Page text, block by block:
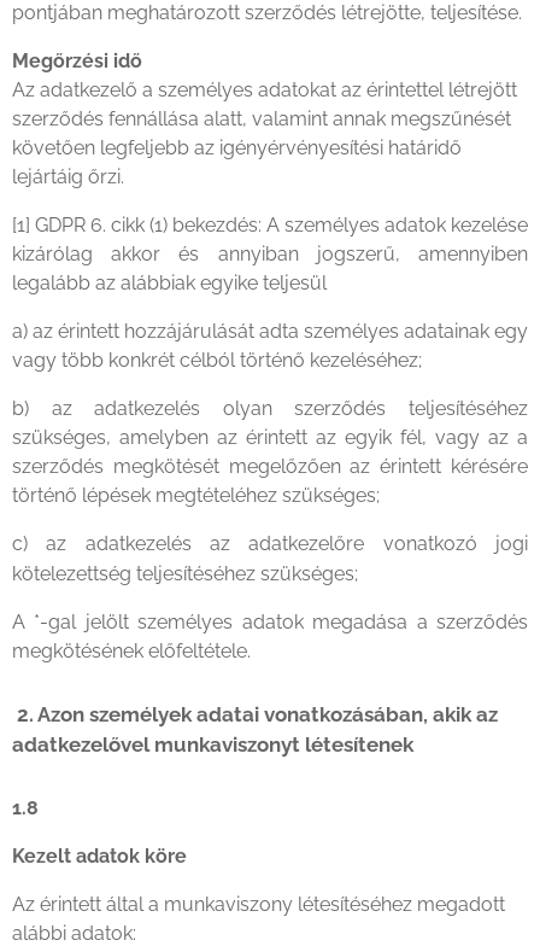
pontjában meghatározott szerződés létrejötte, teljesítése.
Megőrzési idő
Az adatkezelő a személyes adatokat az érintettel létrejött
szerződés fennállása alatt, valamint annak megszűnését
követően legfeljebb az igényérvényesítési határidő
lejártáig őrzi.
[1] GDPR 6. cikk (1) bekezdés: A személyes adatok kezelése
kizárólag akkor és annyiban jogszerű, amennyiben
legalább az alábbiak egyike teljesül
a) az érintett hozzájárulását adta személyes adatainak egy
vagy több konkrét célból történő kezeléséhez;
b) az adatkezelés olyan szerződés teljesítéséhez
szükséges, amelyben az érintett az egyik fél, vagy az a
szerződés megkötését megelőzően az érintett kérésére
történő lépések megtételéhez szükséges;
c) az adatkezelés az adatkezelőre vonatkozó jogi
kötelezettség teljesítéséhez szükséges;
A *-gal jelölt személyes adatok megadása a szerződés
megkötésének előfeltétele.
2. Azon személyek adatai vonatkozásában, akik az
adatkezelővel munkaviszonyt létesítenek
1.8
Kezelt adatok köre
Az érintett által a munkaviszony létesítéséhez megadott
alábbi adatok: